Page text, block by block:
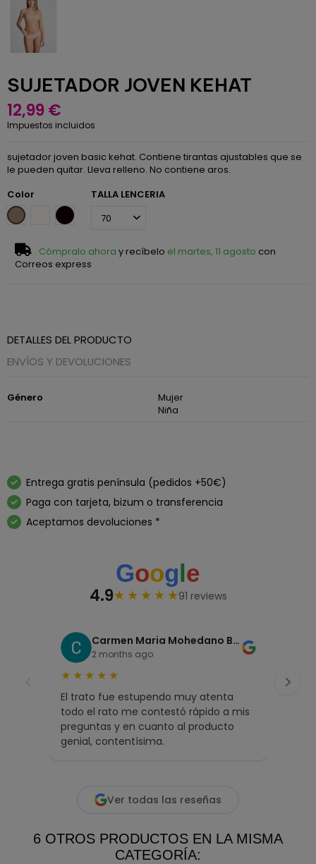
SUJETADOR JOVEN KEHAT
12,99 €
Impuestos incluidos
sujetador joven basic kehat. Contiene tirantas ajustables que se
le pueden quitar. Lleva relleno. No contiene aros.
Color
Visón
BlancoNegro
TALLA LENCERIA
Cómpralo ahora y recíbelo el martes, 11 agosto con
Correos express
DETALLES DEL PRODUCTO
ENVÍOS Y DEVOLUCIONES
Género
Mujer
Niña
Entrega gratis península (pedidos +50€)
Paga con tarjeta, bizum o transferencia
Aceptamos devoluciones *
4.9★ ★ ★ ★ ★91 reviews
Carmen Maria Mohedano Buenestado
2 months ago
★ ★ ★ ★ ★
El trato fue estupendo muy atenta
todo el rato me contestó rápido a mis
preguntas y en cuanto al producto
genial, contentísima.
Ver todas las reseñas
6 OTROS PRODUCTOS EN LA MISMA
CATEGORÍA: